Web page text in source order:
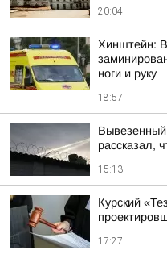
20:04
Хинштейн:
ноги и руку
18:57
Вывезенный
рассказал,
15:13
Курский
17:27